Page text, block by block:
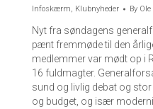
Infoskærm, Klubnyheder By
Nyt fra søndagens
pænt fremmøde til den
medlemmer var mødt op i
16 fuldmagter.
sund og livlig debat og
og budget, og især